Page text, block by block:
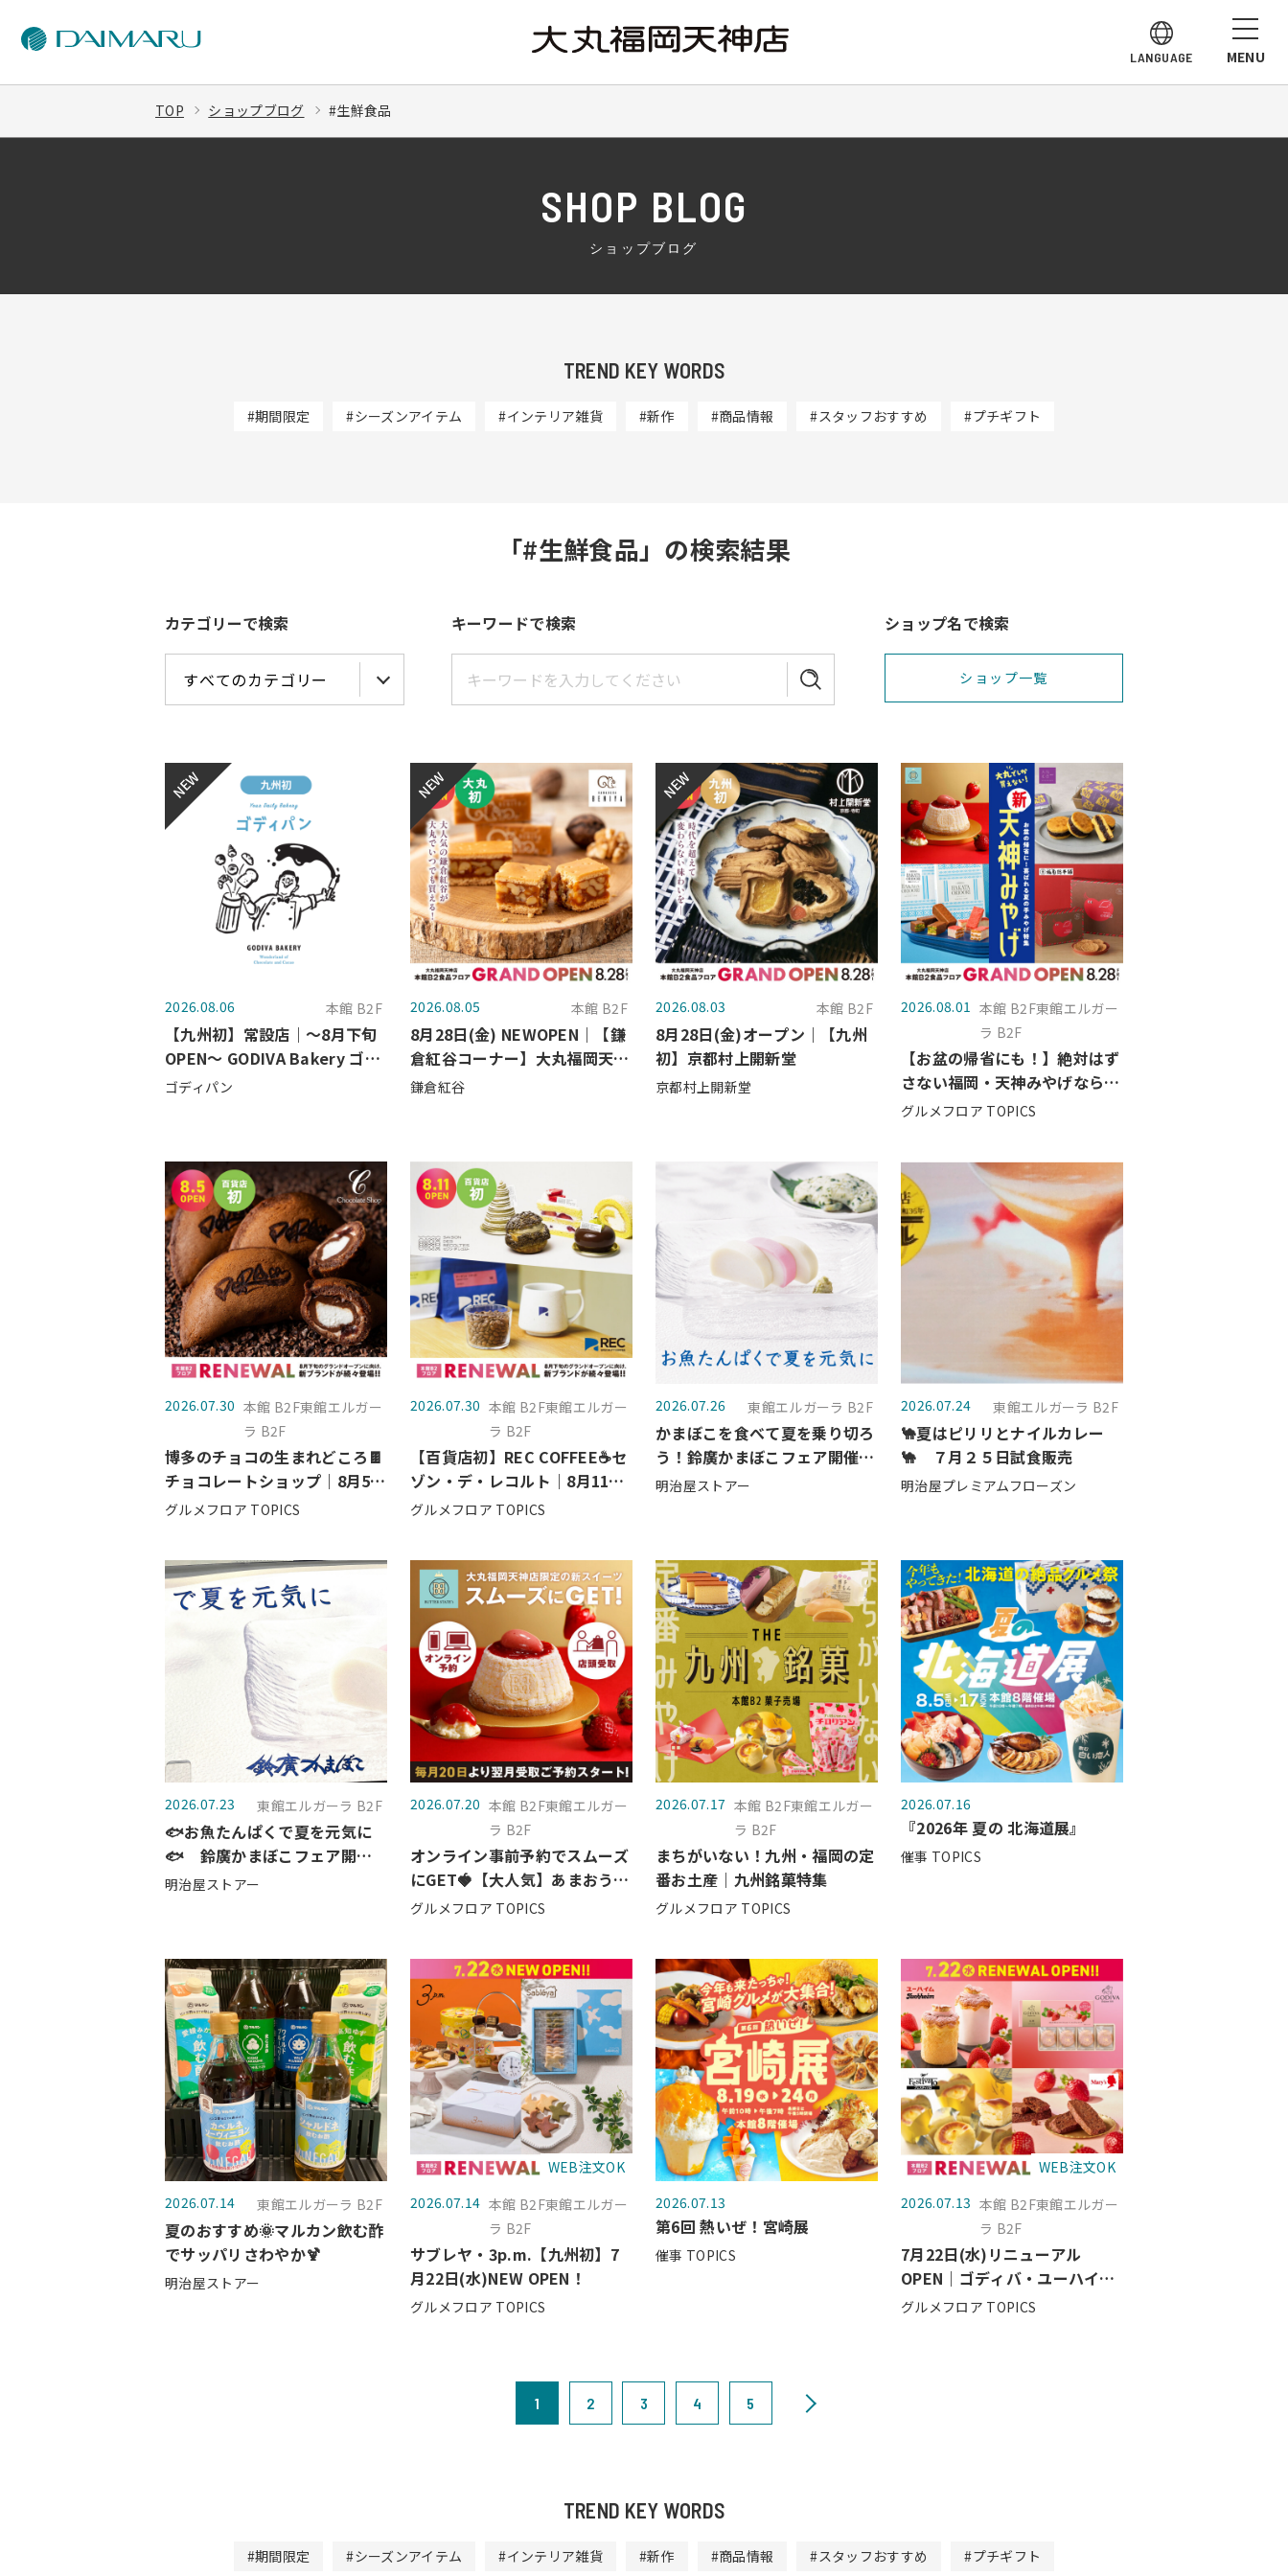
LANGUAGE MENU
TOP ショップブログ #生鮮食品
SHOP BLOG
ショップブログ
TREND KEY WORDS
#期間限定 #シーズンアイテム #インテリア雑貨 #新作 #商品情報 #スタッフおすすめ #プチギフト
「#生鮮食品」の検索結果
カテゴリーで検索 キーワードで検索 ショップ名で検索
ショップ一覧
NEW
2026.08.06 本館 B2F
【九州初】常設店｜～8月下旬
OPEN～ GODIVA Bakery ゴデ
ィパン 大丸福岡天神店
ゴディパン
NEW
2026.08.05 本館 B2F
8月28日(金) NEWOPEN｜【鎌
倉紅谷コーナー】大丸福岡天神
店に登場！
鎌倉紅谷
NEW
2026.08.03 本館 B2F
8月28日(金)オープン｜【九州
初】京都村上開新堂
京都村上開新堂
2026.08.01 本館 B2F東館エルガー
ラ B2F
【お盆の帰省にも！】絶対はず
さない福岡・天神みやげなら大
丸へ🧳｜全国でも大丸にしかな
グルメフロア TOPICS
2026.07.30 本館 B2F東館エルガー
ラ B2F
博多のチョコの生まれどころ🍫
チョコレートショップ｜8月5日
（水）グランドオープン
グルメフロア TOPICS
2026.07.30 本館 B2F東館エルガー
ラ B2F
【百貨店初】REC COFFEE☕セ
ゾン・デ・レコルト｜8月11日
（火）グランドオープン
グルメフロア TOPICS
2026.07.26 東館エルガーラ B2F
かまぼこを食べて夏を乗り切ろ
う！鈴廣かまぼこフェア開催中
🐟
明治屋ストアー
2026.07.24 東館エルガーラ B2F
🐪夏はピリリとナイルカレー
🐪 ７月２５日試食販売
明治屋プレミアムフローズン
2026.07.23 東館エルガーラ B2F
🐟お魚たんぱくで夏を元気に
🐟 鈴廣かまぼこフェア開催
中🎉
明治屋ストアー
2026.07.20 本館 B2F東館エルガー
ラ B2F
オンライン事前予約でスムーズ
にGET🍓【大人気】あまおう苺
のバターメルティチーズケーキ
グルメフロア TOPICS
2026.07.17 本館 B2F東館エルガー
ラ B2F
まちがいない！九州・福岡の定
番お土産｜九州銘菓特集
グルメフロア TOPICS
2026.07.16
『2026年 夏の 北海道展』
催事 TOPICS
2026.07.14 東館エルガーラ B2F
夏のおすすめ🌞マルカン飲む酢
でサッパリさわやか🍹
明治屋ストアー
WEB注文OK
2026.07.14 本館 B2F東館エルガー
ラ B2F
サブレヤ・3p.m.【九州初】7
月22日(水)NEW OPEN！
グルメフロア TOPICS
2026.07.13
第6回 熱いぜ！宮崎展
催事 TOPICS
WEB注文OK
2026.07.13 本館 B2F東館エルガー
ラ B2F
7月22日(水)リニューアル
OPEN｜ゴディバ・ユーハイ
ム・メリーチョコレート・フェ
グルメフロア TOPICS
1 2 3 4 5
TREND KEY WORDS
#期間限定 #シーズンアイテム #インテリア雑貨 #新作 #商品情報 #スタッフおすすめ #プチギフト